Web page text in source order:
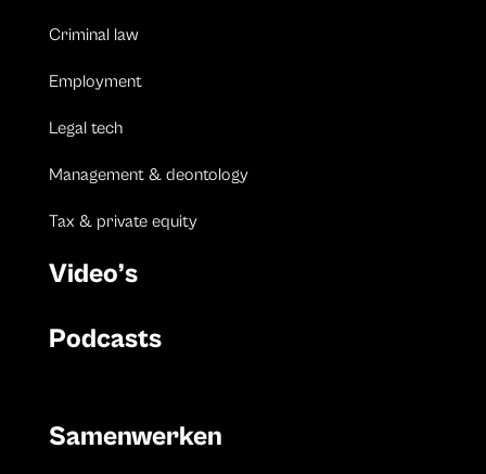
Criminal law
Employment
Legal tech
Management & deontology
Tax & private equity
Video’s
Podcasts
Samenwerken